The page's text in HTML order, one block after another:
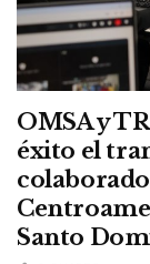
OMSA y
éxito el
Santo